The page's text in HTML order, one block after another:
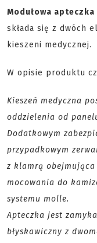
Modułowa apteczka
składa się z dwóch
kieszeni medycznej.
W opisie produktu
Kieszeń medyczna
oddzielenia od
Dodatkowym
przypadkowym
z klamrą obejmująca
mocowania do
systemu molle.
Apteczka jest
błyskawiczny z